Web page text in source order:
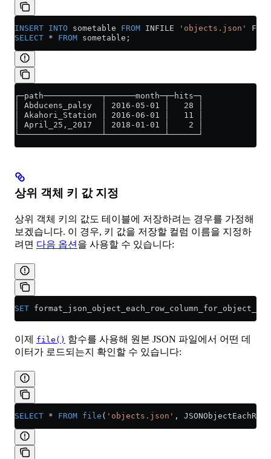
INSERT INTO sometable FROM INFILE 'objects.json'
SELECT * FROM sometable;
┌─path────────────┬──────month─┬─hits─┐
│ Abducens_palsy  │ 2016-05-01 │   28 │
│ Akahori_Station │ 2016-06-01 │   11 │
│ April_25,_2017  │ 2018-01-01 │    2 │
└─────────────────┴────────────┴──────┘
상위 객체 키 값 지정
상위 객체 키의 값도 테이블에 저장하려는 경우를 가정해
보겠습니다. 이 경우, 키 값을 저장할 컬럼 이름을 지정하
려면 다음 옵션 을 사용할 수 있습니다:
SET
이제 file() 함수를 사용해 원본 JSON 파일에서 어떤 데
이터가 로드되는지 확인할 수 있습니다:
SELECT * FROM file ( 'objects.json' , JSONObjectEachRow)